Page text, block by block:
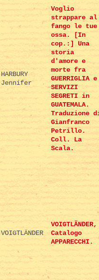
HARBURY
Jennifer
Voglio
strappare al
fango le tue
ossa. [In
cop.:] Una
storia
d'amore e
morte fra
GUERRIGLIA e
SERVIZI
SEGRETI in
GUATEMALA.
Traduzione
Gianfranco
Petrillo.
Coll. La
Scala.
VOIGTLÄNDER
VOIGTLÄNDER,
Catalogo
APPARECCHI.